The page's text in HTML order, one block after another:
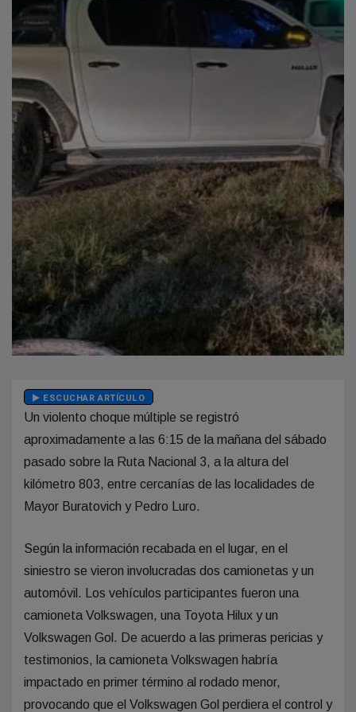
ESCUCHAR ARTÍCULO
Un violento choque múltiple se registró
aproximadamente a las 6:15 de la mañana del sábado
pasado sobre la Ruta Nacional 3, a la altura del
kilómetro 803, entre cercanías de las localidades de
Mayor Buratovich y Pedro Luro.
Según la información recabada en el lugar, en el
siniestro se vieron involucradas dos camionetas y un
automóvil. Los vehículos participantes fueron una
camioneta Volkswagen, una Toyota Hilux y un
Volkswagen Gol. De acuerdo a las primeras pericias y
testimonios, la camioneta Volkswagen habría
impactado en primer término al rodado menor,
provocando que el Volkswagen Gol perdiera el control y